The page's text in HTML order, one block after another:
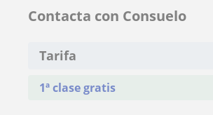
Contacta con Consuelo
Tarifa
1ª clase gratis